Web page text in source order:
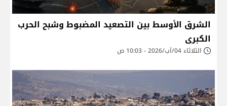
الشرق الأوسط بين التصعيد المضبوط وشبح الحرب
الكبرى
الثلاثاء 04/آب/2026 - 10:03 ص